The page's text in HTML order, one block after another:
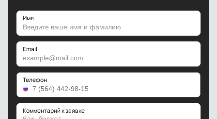
Имя
Email
Телефон
Комментарий к заявке